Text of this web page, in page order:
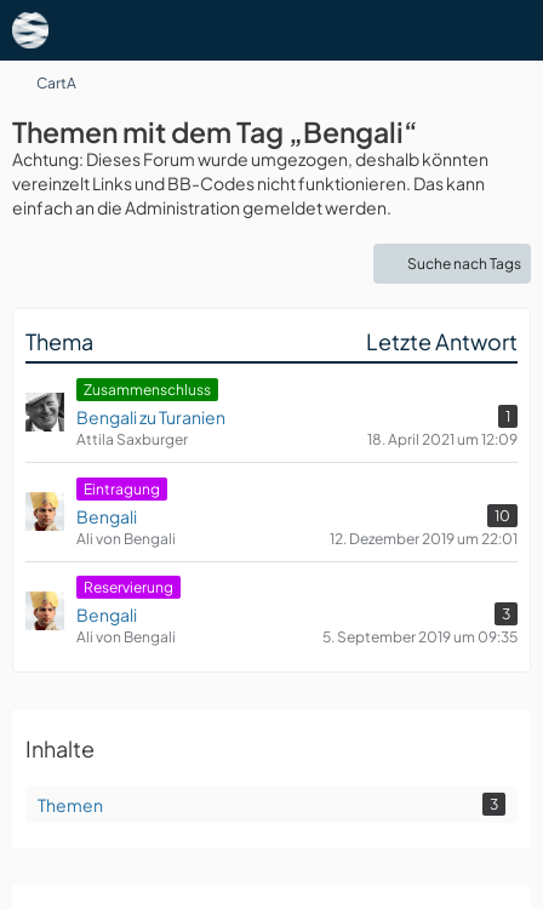
CartA
Themen mit dem Tag „Bengali“
Achtung: Dieses Forum wurde umgezogen, deshalb könnten
vereinzelt Links und BB-Codes nicht funktionieren. Das kann
einfach an die Administration gemeldet werden.
Suche nach Tags
Thema Letzte Antwort
Zusammenschluss
Bengali zu Turanien
1
Attila Saxburger
18. April 2021 um 12:09
Eintragung
Bengali
10
Ali von Bengali
12. Dezember 2019 um 22:01
Reservierung
Bengali
3
Ali von Bengali
5. September 2019 um 09:35
Inhalte
Themen 3